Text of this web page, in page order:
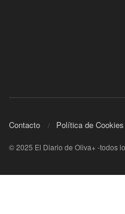
Contacto Política de Cookies
© 2025 El Diario de Oliva+ -todos